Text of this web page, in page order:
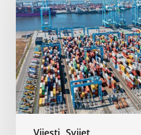
sa
obale
od
2030.
godine